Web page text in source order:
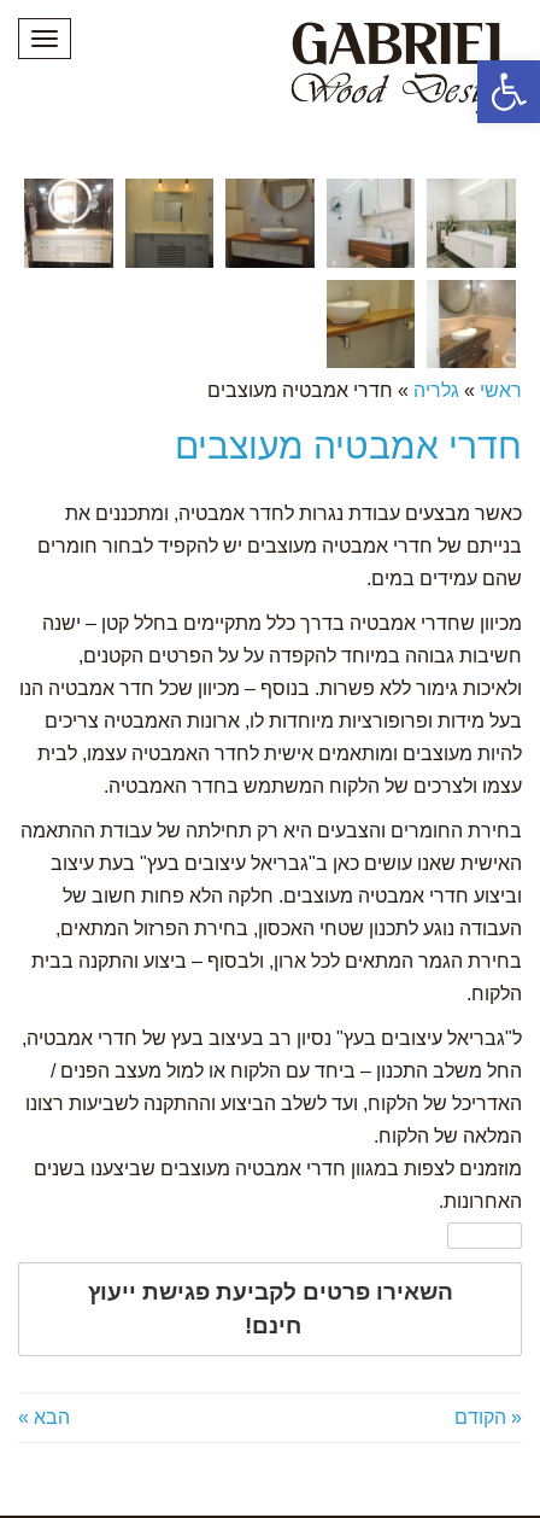
פתח סרגל נגישות
ראשי » גלריה » חדרי אמבטיה מעוצבים
חדרי אמבטיה מעוצבים
כאשר מבצעים עבודת נגרות לחדר אמבטיה, ומתכננים את
בנייתם של חדרי אמבטיה מעוצבים יש להקפיד לבחור חומרים
שהם עמידים במים.
מכיוון שחדרי אמבטיה בדרך כלל מתקיימים בחלל קטן – ישנה
חשיבות גבוהה במיוחד להקפדה על על הפרטים הקטנים,
ולאיכות גימור ללא פשרות. בנוסף – מכיוון שכל חדר אמבטיה הנו
בעל מידות ופרופורציות מיוחדות לו, ארונות האמבטיה צריכים
להיות מעוצבים ומותאמים אישית לחדר האמבטיה עצמו, לבית
עצמו ולצרכים של הלקוח המשתמש בחדר האמבטיה.
בחירת החומרים והצבעים היא רק תחילתה של עבודת ההתאמה
האישית שאנו עושים כאן ב"גבריאל עיצובים בעץ" בעת עיצוב
וביצוע חדרי אמבטיה מעוצבים. חלקה הלא פחות חשוב של
העבודה נוגע לתכנון שטחי האכסון, בחירת הפרזול המתאים,
בחירת הגמר המתאים לכל ארון, ולבסוף – ביצוע והתקנה בבית
הלקוח.
ל"גבריאל עיצובים בעץ" נסיון רב בעיצוב בעץ של חדרי אמבטיה,
החל משלב התכנון – ביחד עם הלקוח או למול מעצב הפנים /
האדריכל של הלקוח, ועד לשלב הביצוע וההתקנה לשביעות רצונו
המלאה של הלקוח.
מוזמנים לצפות במגוון חדרי אמבטיה מעוצבים שביצענו בשנים
האחרונות.
השאירו פרטים לקביעת פגישת ייעוץ
חינם!
« הקודם הבא »